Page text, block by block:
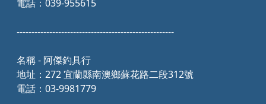
電話：039-955615
-----------------------------------------------------
名稱 - 阿傑釣具行
地址：272 宜蘭縣南澳鄉蘇花路二段312號
電話：03-9981779